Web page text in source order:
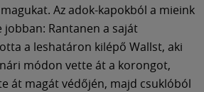
Az adok-kapokból a mieink
jobban: Rantanen a saját
a leshatáron kilépő Wallst, aki
módon vette át a korongot,
át magát védőjén, majd csuklóból